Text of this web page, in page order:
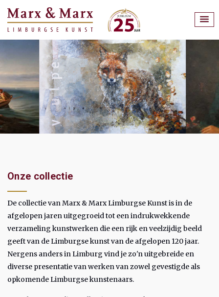
Onze collectie
De collectie van Marx & Marx Limburgse Kunst is in de
afgelopen jaren uitgegroeid tot een indrukwekkende
verzameling kunstwerken die een rijk en veelzijdig beeld
geeft van de Limburgse kunst van de afgelopen 120 jaar.
Nergens anders in Limburg vind je zo'n uitgebreide en
diverse presentatie van werken van zowel gevestigde als
opkomende Limburgse kunstenaars.